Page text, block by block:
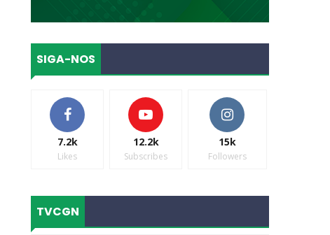
SIGA-NOS
7.2k
Likes
12.2k
Subscribes
15k
Followers
TVCGN